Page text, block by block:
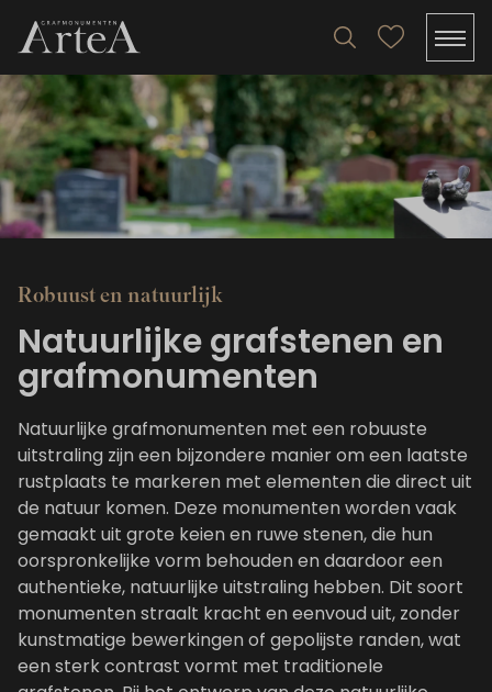
Robuust en natuurlijk
Natuurlijke grafstenen en
grafmonumenten
Natuurlijke grafmonumenten met een robuuste
uitstraling zijn een bijzondere manier om een laatste
rustplaats te markeren met elementen die direct uit
de natuur komen. Deze monumenten worden vaak
gemaakt uit grote keien en ruwe stenen, die hun
oorspronkelijke vorm behouden en daardoor een
authentieke, natuurlijke uitstraling hebben. Dit soort
monumenten straalt kracht en eenvoud uit, zonder
kunstmatige bewerkingen of gepolijste randen, wat
een sterk contrast vormt met traditionele